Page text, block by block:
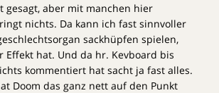
gesagt, aber mit manchen hier
nichts. Da kann ich fast sinnvoller
sackhüpfen spielen,
Effekt hat. Und da hr. Kevboard bis
kommentiert hat sacht ja fast alles.
Doom das ganz nett auf den Punkt